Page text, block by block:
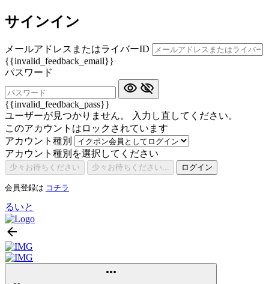
サインイン
メールアドレスまたはライバーID
{{invalid_feedback_email}}
パスワード
{{invalid_feedback_pass}}
ユーザーが見つかりません。 入力し直してください。
このアカウントはロックされています
アカウント種別
アカウント種別を選択してください
少々お待ちください 少々お待ちください... ログイン
会員登録は コチラ
るいと